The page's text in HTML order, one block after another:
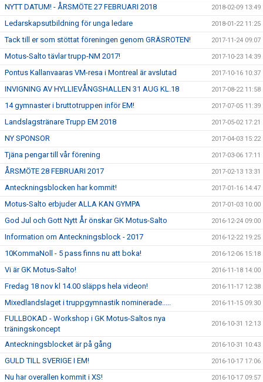
NYTT DATUM! - ÅRSMÖTE 27 FEBRUARI 2018 2018-02-09 13:49
Ledarskapsutbildning för unga ledare 2018-01-22 11:25
Tack till er som stöttat föreningen genom GRÄSROTEN! 2017-11-24 09:07
Motus-Salto tävlar trupp-NM 2017! 2017-10-23 14:39
Pontus Kallanvaaras VM-resa i Montreal är avslutad 2017-10-16 10:37
INVIGNING AV HYLLIEVÅNGSHALLEN 31 AUG KL.18 2017-08-22 11:58
14 gymnaster i bruttotruppen inför EM! 2017-07-05 11:39
Landslagstränare Trupp EM 2018 2017-05-02 17:21
NY SPONSOR 2017-04-03 15:22
Tjäna pengar till vår förening 2017-03-06 17:11
ÅRSMÖTE 28 FEBRUARI 2017 2017-02-13 13:31
Anteckningsblocken har kommit! 2017-01-16 14:47
Motus-Salto erbjuder ALLA KAN GYMPA 2017-01-03 10:00
God Jul och Gott Nytt År önskar GK Motus-Salto 2016-12-24 09:00
Information om Anteckningsblock - 2017 2016-12-22 19:25
10KommaNoll - 5 pass finns nu att boka! 2016-12-06 15:18
Vi är GK Motus-Salto! 2016-11-18 14:00
Fredag 18 nov kl 14.00 släpps hela videon! 2016-11-17 12:38
Mixedlandslaget i truppgymnastik nominerade..... 2016-11-15 09:30
FULLBOKAD - Workshop i GK Motus-Saltos nya
träningskoncept
2016-10-31 12:13
Anteckningsblocket är på gång 2016-10-31 10:43
GULD TILL SVERIGE I EM! 2016-10-17 17:06
Nu har overallen kommit i XS! 2016-10-17 09:57